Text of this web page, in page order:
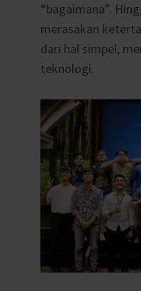
“bagaimana”.
merasakan
dari hal simpel,
teknologi.